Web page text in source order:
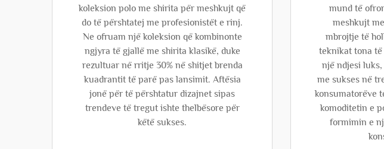
koleksion polo me shirita për meshkujt që
do të përshtatej me profesionistët e rinj.
Ne ofruam një koleksion që kombinonte
ngjyra të gjallë me shirita klasikë, duke
rezultuar në rritje 30% në shitjet brenda
kuadrantit të parë pas lansimit. Aftësia
jonë për të përshtatur dizajnet sipas
trendeve të tregut ishte thelbësore për
këtë sukses.
mund të
meshkujt
mbrojtje të
teknikat tona
një ndjesi
me sukses në
konsumatorëve
komoditetin e
formimin e